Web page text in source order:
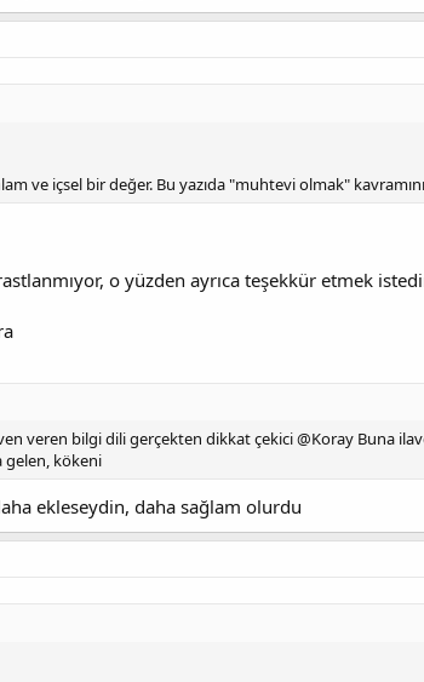
ve içsel bir değer. Bu yazıda "muhtevi olmak" kavramını
o yüzden ayrıca teşekkür etmek
veren bilgi dili gerçekten dikkat çekici @Koray Buna
gelen, kökeni
ekleseydin, daha sağlam olurdu